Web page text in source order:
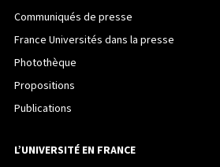
Communiqués de presse
France Universités dans la presse
Photothèque
Propositions
Publications
L’UNIVERSITÉ EN FRANCE